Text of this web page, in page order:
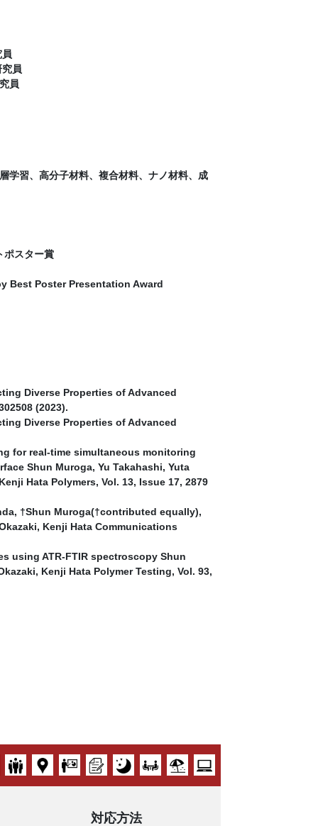
員
員
学習、高分子材料、複合材料、ナノ材料、成
ポスター賞
Best Poster Presentation Award
Diverse Properties of Advanced
(2023).
Diverse Properties of Advanced
for real-time simultaneous monitoring
Shun Muroga, Yu Takahashi, Yuta
Hata Polymers, Vol. 13, Issue 17, 2879
†Shun Muroga(†contributed equally),
Kenji Hata Communications
using ATR-FTIR spectroscopy Shun
Kenji Hata Polymer Testing, Vol. 93,
対応方法